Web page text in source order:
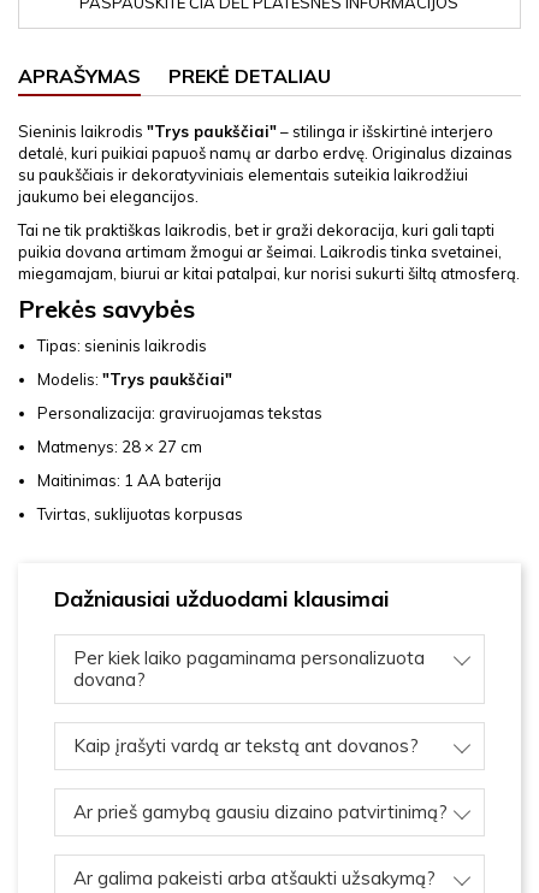
APRAŠYMAS PREKĖ DETALIAU
Sieninis laikrodis "Trys paukščiai"– stilinga ir išskirtinė interjero
detalė, kuri puikiai papuoš namų ar darbo erdvę. Originalus dizainas
su paukščiais ir dekoratyviniais elementais suteikia laikrodžiui
jaukumo bei elegancijos.
Tai ne tik praktiškas laikrodis, bet ir graži dekoracija, kuri gali tapti
puikia dovana artimam žmogui ar šeimai. Laikrodis tinka svetainei,
miegamajam, biurui ar kitai patalpai, kur norisi sukurti šiltą atmosferą.
Prekės savybės
Tipas: sieninis laikrodis
Modelis: "Trys paukščiai"
Personalizacija: graviruojamas tekstas
Matmenys: 28 × 27 cm
Maitinimas: 1 AA baterija
Tvirtas, suklijuotas korpusas
Dažniausiai užduodami klausimai
Per kiek laiko pagaminama personalizuota
dovana?
Kaip įrašyti vardą ar tekstą ant dovanos?
Ar prieš gamybą gausiu dizaino patvirtinimą?
Ar galima pakeisti arba atšaukti užsakymą?